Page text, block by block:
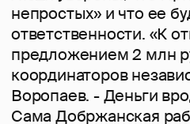
непростых» и что ее
ответственности. «К
предложением 2 млн
координаторов
Воропаев. - Деньги
Сама Добржанская